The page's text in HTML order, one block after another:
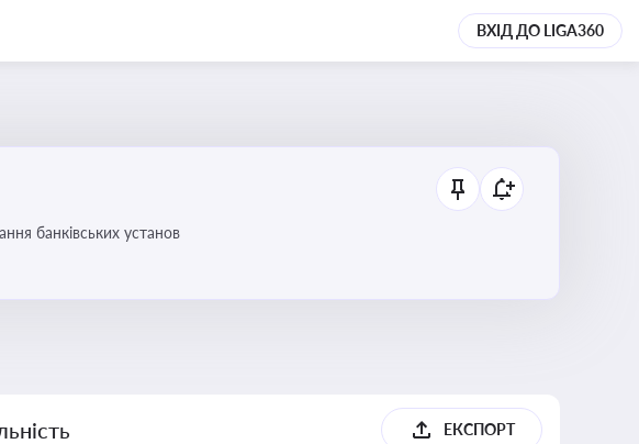
ВХІД ДО LIGA360
банківських установ
ЕКСПОРТ